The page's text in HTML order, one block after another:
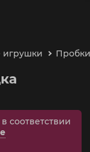
игрушки
соответствии